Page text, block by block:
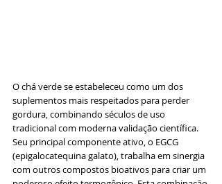
O chá verde se estabeleceu como um dos
suplementos mais respeitados para perder
gordura, combinando séculos de uso
tradicional com moderna validação científica.
Seu principal componente ativo, o EGCG
(epigalocatequina galato), trabalha em sinergia
com outros compostos bioativos para criar um